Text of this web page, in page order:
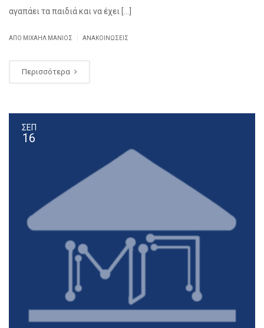
αγαπάει τα παιδιά και να έχει […]
ΑΠΌ ΜΙΧΑΉΛ ΜΑΝΙΌΣ ΑΝΑΚΟΙΝΏΣΕΙΣ
Περισσότερα
ΣΕΠ
16